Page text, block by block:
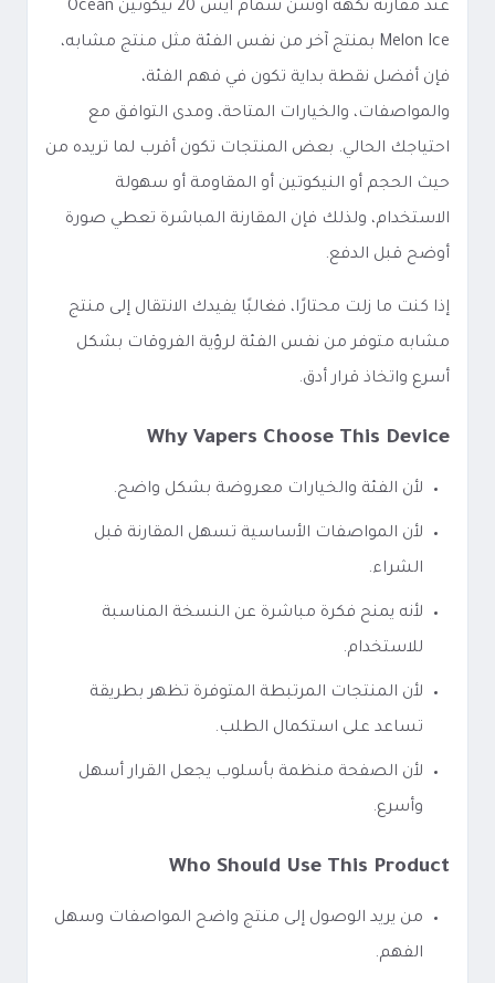
عند مقارنة نكهة اوشن شمام ايس 20 نيكوتين Ocean
Melon Ice بمنتج آخر من نفس الفئة مثل منتج مشابه،
فإن أفضل نقطة بداية تكون في فهم الفئة،
والمواصفات، والخيارات المتاحة، ومدى التوافق مع
احتياجك الحالي. بعض المنتجات تكون أقرب لما تريده من
حيث الحجم أو النيكوتين أو المقاومة أو سهولة
الاستخدام، ولذلك فإن المقارنة المباشرة تعطي صورة
أوضح قبل الدفع.
إذا كنت ما زلت محتارًا، فغالبًا يفيدك الانتقال إلى منتج
مشابه متوفر من نفس الفئة لرؤية الفروقات بشكل
أسرع واتخاذ قرار أدق.
Why Vapers Choose This Device
لأن الفئة والخيارات معروضة بشكل واضح.
لأن المواصفات الأساسية تسهل المقارنة قبل
الشراء.
لأنه يمنح فكرة مباشرة عن النسخة المناسبة
للاستخدام.
لأن المنتجات المرتبطة المتوفرة تظهر بطريقة
تساعد على استكمال الطلب.
لأن الصفحة منظمة بأسلوب يجعل القرار أسهل
وأسرع.
Who Should Use This Product
من يريد الوصول إلى منتج واضح المواصفات وسهل
الفهم.